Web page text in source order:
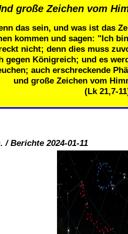
große Zeichen vom
das sein, und was ist das
kommen und sagen: "Ich
nicht; denn dies muss
Königreich; und es
auch erschreckende
und große Zeichen vom
(Lk 21,7-
Berichte 2024-01-11